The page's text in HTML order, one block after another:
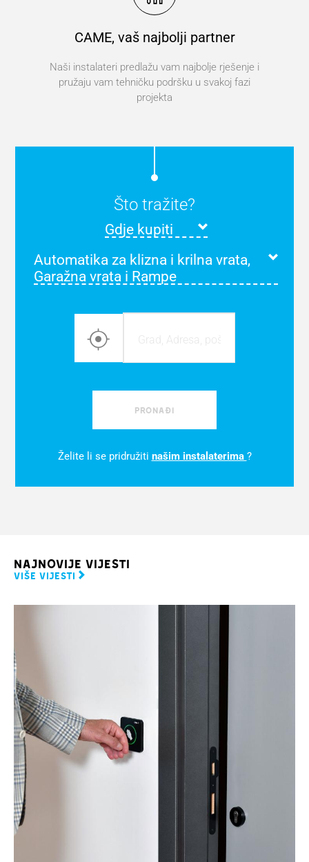
CAME, vaš najbolji partner
Naši instalateri predlažu vam najbolje rješenje i
pružaju vam tehničku podršku u svakoj fazi
projekta
Što tražite?
Gdje kupiti
Automatika za klizna i krilna vrata,
Garažna vrata i Rampe
PRONAĐI
Želite li se pridružiti našim instalaterima ?
NAJNOVIJE VIJESTI
VIŠE VIJESTI